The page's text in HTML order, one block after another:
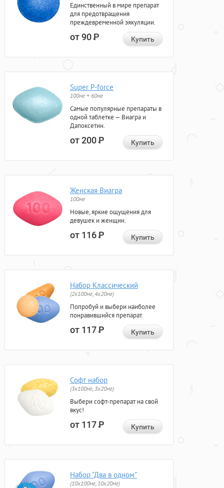
Единственный в мире препарат
для предотвращения
преждевременной эякуляции.
от 90Р Купить
Super P-force
100мг + 60мг
Самые популярные препараты в
одной таблетке — Виагра и
Дапоксетин.
от 200Р Купить
Женская Виагра
100мг
Новые, яркие ощущения для
девушек и женщин.
от 116Р Купить
Набор Классический
(2x100мг, 4x20мг)
Попробуй и выбери наиболее
понравившийся препарат.
от 117Р Купить
Софт набор
(3x100мг, 3x20мг)
Выбери софт-препарат на свой
вкус!
от 117Р Купить
Набор "Два в одном"
(10x100мг, 10x20мг)